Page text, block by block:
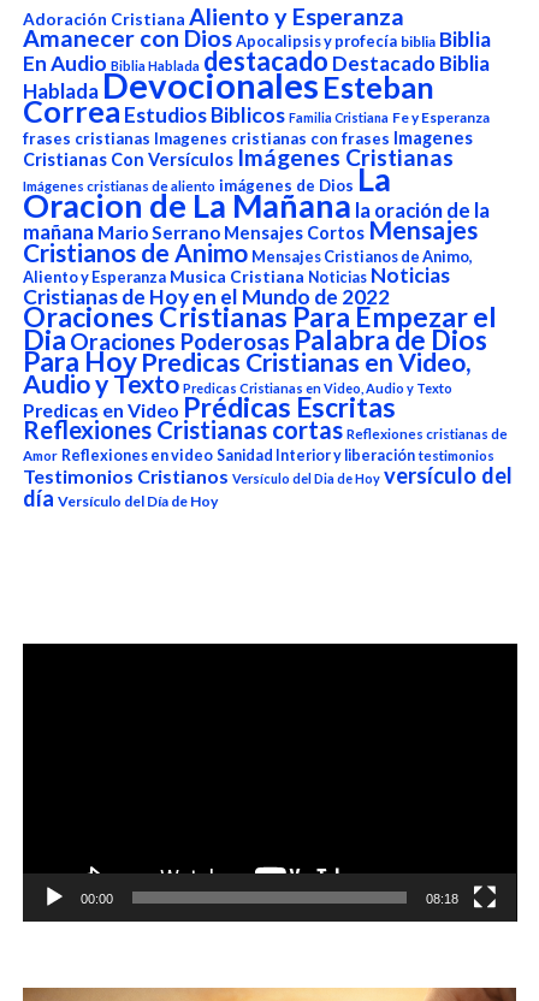
Adoración Cristiana Aliento y Esperanza
Amanecer con Dios Apocalipsis y profecía biblia Biblia
En Audio Biblia Hablada destacado Destacado Biblia
HabladaDevocionalesEsteban
Correa Estudios Biblicos Familia Cristiana Fe y Esperanza
frases cristianas Imagenes cristianas con frases Imagenes
Cristianas Con Versículos Imágenes Cristianas
Imágenes cristianas de aliento imágenes de Dios La
Oracion de La Mañana la oración de la
mañana Mario Serrano Mensajes Cortos Mensajes
Cristianos de Animo Mensajes Cristianos de Animo,
Aliento y Esperanza Musica Cristiana Noticias Noticias
Cristianas de Hoy en el Mundo de 2022
Oraciones Cristianas Para Empezar el
DiaOraciones Poderosas Palabra de Dios
Para Hoy Predicas Cristianas en Video,
Audio y Texto Predicas Cristianas en Video, Audio y Texto
Predicas en Video Prédicas Escritas
Reflexiones Cristianas cortas Reflexiones cristianas de
Amor Reflexiones en video Sanidad Interior y liberación testimonios
Testimonios Cristianos Versículo del Dia de Hoy versículo del
día Versículo del Día de Hoy
Reproductor
00:00 08:18